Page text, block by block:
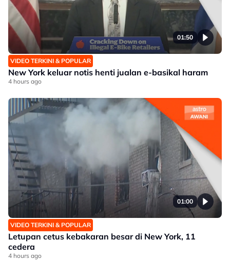
01:50
VIDEO TERKINI & POPULAR
New York keluar notis henti jualan e-basikal haram
4 hours ago
01:00
VIDEO TERKINI & POPULAR
Letupan cetus kebakaran besar di New York, 11
cedera
4 hours ago